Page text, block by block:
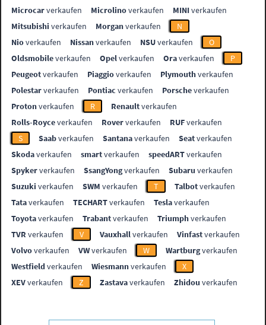
Microcarverkaufen Microlinoverkaufen MINIverkaufen
Mitsubishi verkaufen Morganverkaufen
N
Nioverkaufen Nissanverkaufen NSUverkaufen
O
Oldsmobileverkaufen Opelverkaufen Oraverkaufen
P
Peugeotverkaufen Piaggioverkaufen Plymouthverkaufen
Polestarverkaufen Pontiac verkaufen Porscheverkaufen
Protonverkaufen R Renaultverkaufen
Rolls-Royceverkaufen Roververkaufen RUFverkaufen
S
Saabverkaufen Santanaverkaufen Seatverkaufen
Skodaverkaufen smartverkaufen speedARTverkaufen
Spykerverkaufen SsangYongverkaufen Subaru verkaufen
Suzuki verkaufen SWM verkaufen T Talbotverkaufen
Tataverkaufen TECHARTverkaufen Teslaverkaufen
Toyotaverkaufen Trabantverkaufen Triumphverkaufen
TVR verkaufen V Vauxhallverkaufen Vinfastverkaufen
Volvoverkaufen VWverkaufen W Wartburgverkaufen
Westfieldverkaufen Wiesmannverkaufen
X
XEVverkaufen Z Zastavaverkaufen Zhidou verkaufen